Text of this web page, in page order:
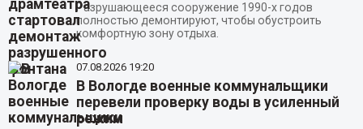
Разрушающееся сооружение 1990-х годов
полностью демонтируют, чтобы обустроить
комфортную зону отдыха.
07.08.2026 19:20
В Вологде военные коммунальщики
перевели проверку воды в усиленный
режим